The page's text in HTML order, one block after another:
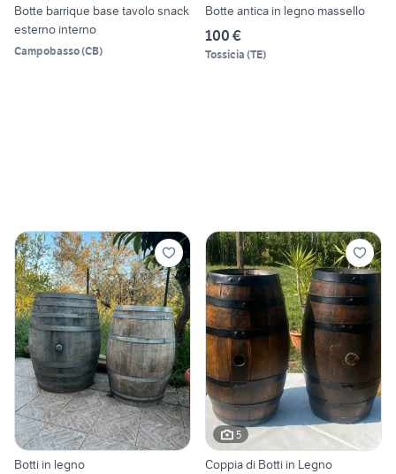
Botte barrique base tavolo snack
esterno interno
Campobasso(CB)
Botte antica in legno massello
100 €
Tossicia (TE)
Botti in legno
5
Coppia di Botti in Legno